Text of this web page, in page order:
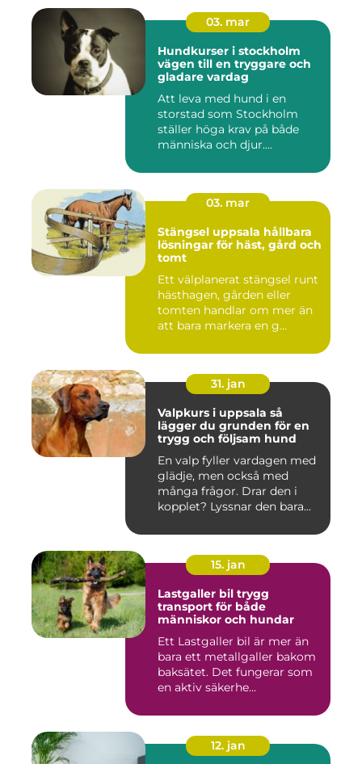
03. mar
Hundkurser i stockholm
vägen till en tryggare och
gladare vardag
Att leva med hund i en
storstad som Stockholm
ställer höga krav på både
människa och djur.
03. mar
Stängsel uppsala hållbara
lösningar för häst, gård och
tomt
Ett välplanerat stängsel runt
hästhagen, gården eller
tomten handlar om mer än
att bara markera en g...
31. jan
Valpkurs i uppsala så
lägger du grunden för en
trygg och följsam hund
En valp fyller vardagen med
glädje, men också med
många frågor. Drar den i
kopplet? Lyssnar den bara...
15. jan
Lastgaller bil trygg
transport för både
människor och hundar
Ett Lastgaller bil är mer än
bara ett metallgaller bakom
baksätet. Det fungerar som
en aktiv säkerhe...
12. jan